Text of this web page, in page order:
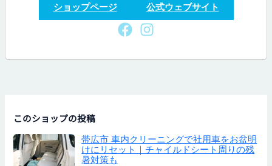
ショップページ
公式ウェブサイト
このショップの投稿
帯広市 車内クリーニングで社用車をお盆明
けにリセット｜チャイルドシート周りの残
暑対策も